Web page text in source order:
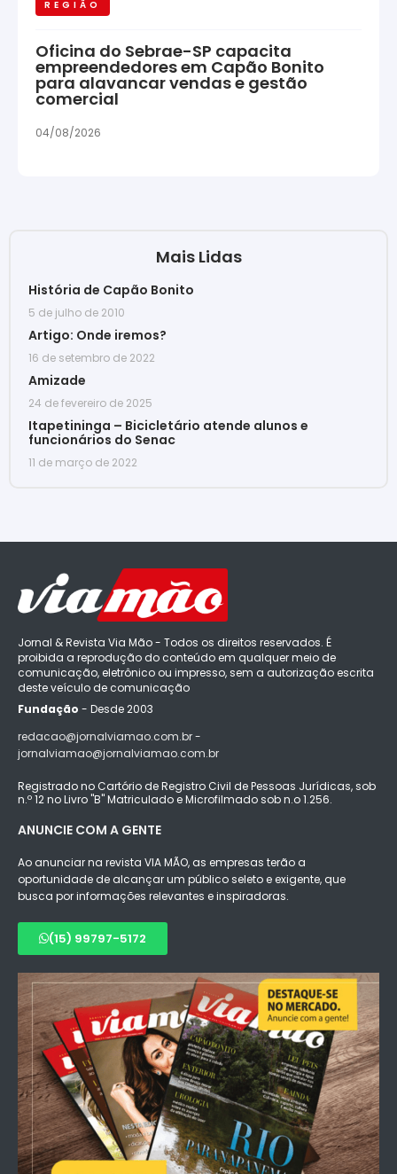
REGIÃO
Oficina do Sebrae-SP capacita
empreendedores em Capão Bonito
para alavancar vendas e gestão
comercial
04/08/2026
Mais Lidas
História de Capão Bonito
5 de julho de 2010
Artigo: Onde iremos?
16 de setembro de 2022
Amizade
24 de fevereiro de 2025
Itapetininga – Bicicletário atende alunos e
funcionários do Senac
11 de março de 2022
Jornal & Revista Via Mão - Todos os direitos reservados. É
proibida a reprodução do conteúdo em qualquer meio de
comunicação, eletrônico ou impresso, sem a autorização escrita
deste veículo de comunicação
Fundação - Desde 2003
redacao@jornalviamao.com.br -
jornalviamao@jornalviamao.com.br
Registrado no Cartório de Registro Civil de Pessoas Jurídicas, sob
n.º 12 no Livro "B" Matriculado e Microfilmado sob n.o 1.256.
ANUNCIE COM A GENTE
Ao anunciar na revista VIA MÃO, as empresas terão a
oportunidade de alcançar um público seleto e exigente, que
busca por informações relevantes e inspiradoras.
(15) 99797-5172